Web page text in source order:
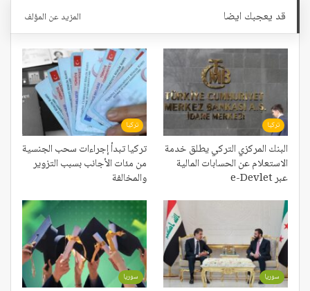
قد يعجبك ايضا المزيد عن المؤلف
تركيا
البنك المركزي التركي يطلق خدمة
الاستعلام عن الحسابات المالية
عبر e-Devlet
تركيا
تركيا تبدأ إجراءات سحب الجنسية
من مئات الأجانب بسبب التزوير
والمخالفة
سوريا سوريا